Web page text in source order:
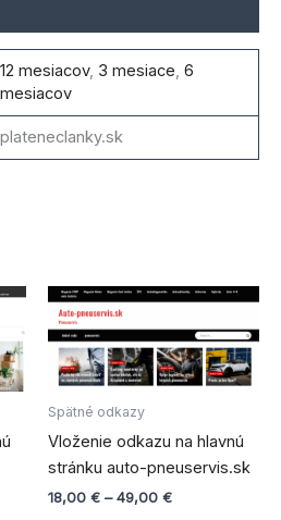
12 mesiacov, 3 mesiace 6
mesiacov
plateneclanky.sk
Tento
produkt
má
viacero
variantov.
vybrať
Spätné odkazy
Vloženie odkazu na hlavnú
stránku auto-pneuservis.sk
18,00 € – 49,00 €
Price
18,00 €
through
49,00 €
Tento
má